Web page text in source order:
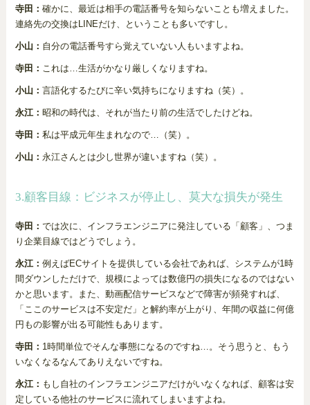
寺田： 確かに、最近は相手の電話番号を知らないことも増えました。
連絡先の交換はLINEだけ、ということも多いですし。
小山： 自分の電話番号すら覚えていない人もいますよね。
寺田： これは…生活がかなり厳しくなりますね。
小山： 言語化するたびに辛い気持ちになりますね（笑）。
永江： 昭和の時代は、それが当たり前の生活でしたけどね。
寺田： 私は平成元年生まれなので…（笑）。
小山： 永江さんとは少し世界が違いますね（笑）。
3.顧客目線：ビジネスが停止し、莫大な損失が発生
寺田： では次に、インフラエンジニアに発注している「顧客」、つま
り企業目線ではどうでしょう。
永江： 例えばECサイトを提供している会社であれば、システムが1時
間ダウンしただけで、規模によっては数億円の損失になるのではない
かと思います。また、動画配信サービスなどで障害が頻発すれば、
「ここのサービスは不安定だ」と解約率が上がり、年間の収益に何億
円もの影響が出る可能性もあります。
寺田： 1時間単位でそんな事態になるのですね…。そう思うと、もう
いなくなるなんてありえないですね。
永江： もし自社のインフラエンジニアだけがいなくなれば、顧客は安
定している他社のサービスに流れてしまいますよね。